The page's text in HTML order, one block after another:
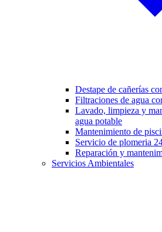
Destape de cañerías
Filtraciones de agua
Lavado, limpieza y
agua potable
Mantenimiento de
Servicio de plomeria
Reparación y
Servicios Ambientales